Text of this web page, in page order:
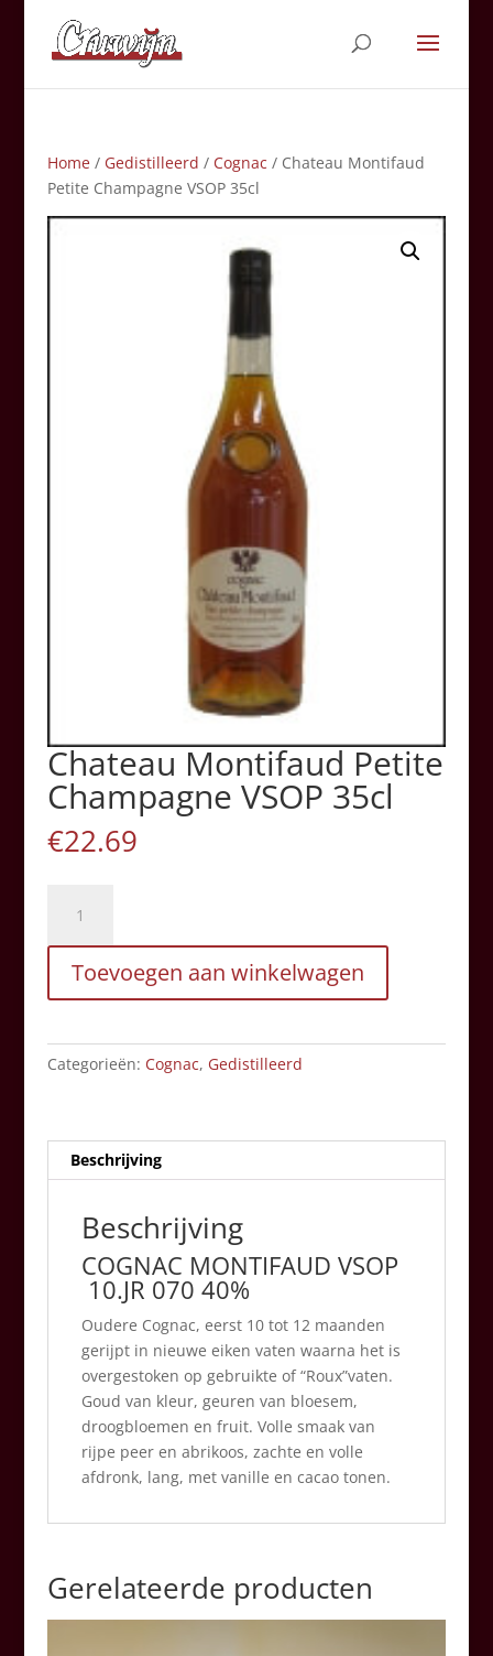
Home/ Gedistilleerd / Cognac / Chateau Montifaud
Petite Champagne VSOP 35cl
Chateau Montifaud Petite
Champagne VSOP 35cl
€22.69
Montifaud
Petite
Champagne
VSOP
aantal
Toevoegen aan winkelwagen
Categorieën: Cognac, Gedistilleerd
Beschrijving
Beschrijving
COGNAC MONTIFAUD VSOP
10.JR 070 40%
Oudere Cognac, eerst 10 tot 12 maanden
gerijpt in nieuwe eiken vaten waarna het is
overgestoken op gebruikte of “Roux”vaten.
Goud van kleur, geuren van bloesem,
droogbloemen en fruit. Volle smaak van
rijpe peer en abrikoos, zachte en volle
afdronk, lang, met vanille en cacao tonen.
Gerelateerde producten